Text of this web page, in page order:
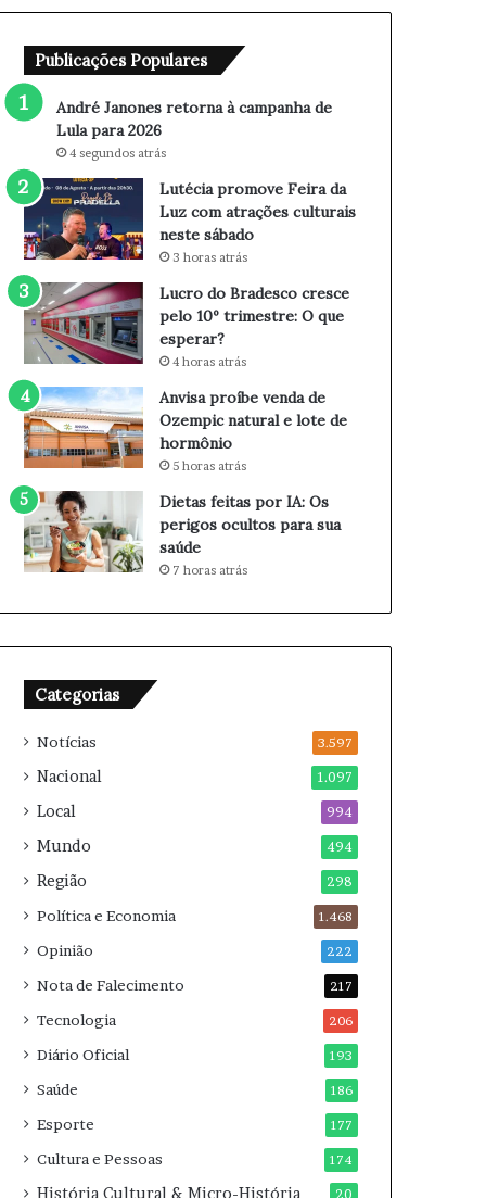
e
r
n
c
a
p
a
n
h
a
e
L
u
l
a
p
a
r
a
6
e
a
Publicações Populares
André Janones retorna à campanha de
Lula para 2026
4 segundos atrás
Lutécia promove Feira da
Luz com atrações culturais
neste sábado
3 horas atrás
Lucro do Bradesco cresce
pelo 10º trimestre: O que
esperar?
4 horas atrás
Anvisa proíbe venda de
Ozempic natural e lote de
hormônio
5 horas atrás
Dietas feitas por IA: Os
perigos ocultos para sua
saúde
7 horas atrás
Categorias
Notícias 3.597
Nacional 1.097
Local 994
Mundo 494
Região 298
Política e Economia 1.468
Opinião 222
Nota de Falecimento 217
Tecnologia 206
Diário Oficial 193
Saúde 186
Esporte 177
Cultura e Pessoas 174
História Cultural & Micro-História 20